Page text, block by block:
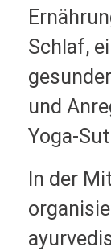
Schlaf,
gesunder
und
Yoga-
In der